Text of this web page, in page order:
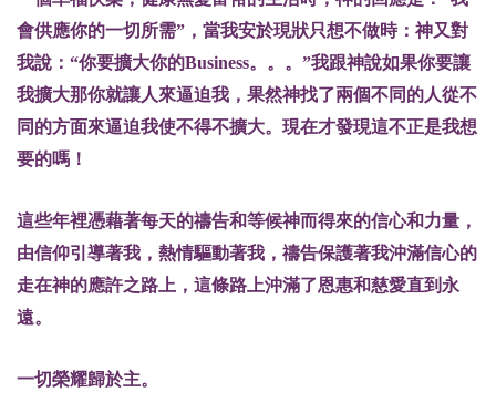
會供應你的一切所需”，當我安於現狀只想不做時：神又對
我說：“你要擴大你的Business。。。”我跟神說如果你要讓
我擴大那你就讓人來逼迫我，果然神找了兩個不同的人從不
同的方面來逼迫我使不得不擴大。現在才發現這不正是我想
要的嗎！
這些年裡憑藉著每天的禱告和等候神而得來的信心和力量，
由信仰引導著我，熱情驅動著我，禱告保護著我沖滿信心的
走在神的應許之路上，這條路上沖滿了恩惠和慈愛直到永
遠。
一切榮耀歸於主。